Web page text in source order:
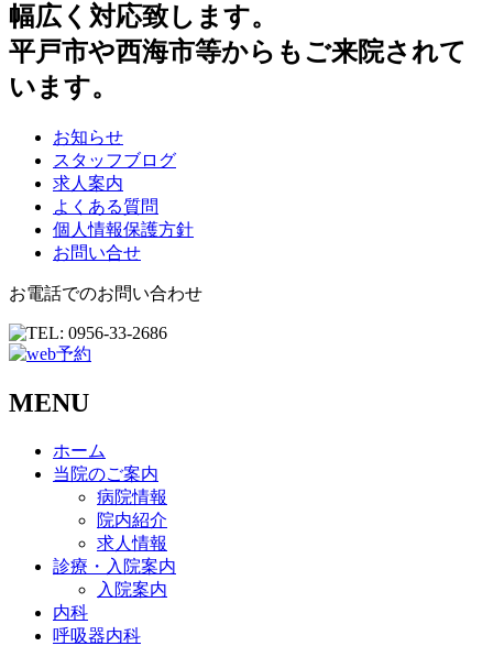
幅広く対応致します。
平戸市や西海市等からもご来院されて
います。
お知らせ
スタッフブログ
求人案内
よくある質問
個人情報保護方針
お問い合せ
お電話でのお問い合わせ
MENU
ホーム
当院のご案内
病院情報
院内紹介
求人情報
診療・入院案内
入院案内
内科
呼吸器内科